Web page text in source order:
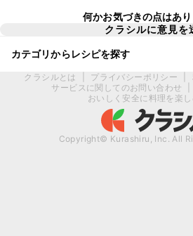
何かお気づきの点はあ
クラシルに意見を
カテゴリからレシピを探す
クラシルとは プライバシーポリシー
サービスに関してのお問い合わせ
おいしく安全に料理を楽
Copyright© Kurashiru, Inc. All